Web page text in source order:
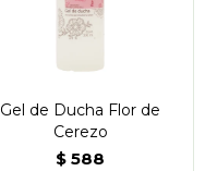
Gel de Ducha Flor de
Cerezo
$ 588